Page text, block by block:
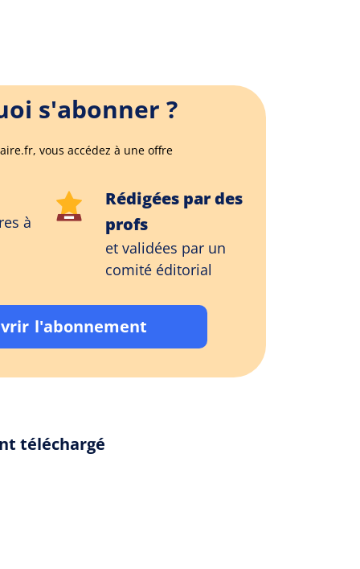
s'abonner ?
vous accédez à une offre
à
Rédigées par des
profs
et validées par un
comité éditorial
l'abonnement
téléchargé